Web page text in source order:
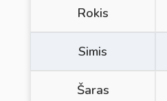
Rokis
Simis
Šaras